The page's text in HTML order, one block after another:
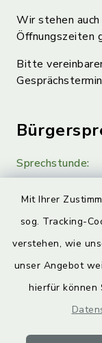
Mit Ihrer
sog. Tracking-
verstehen, wie
unser Angebot
hierfür können
Wir stehen
Öffnungszeiten
Bitte
Sprechstunde:
Quicklinks
Landkreis